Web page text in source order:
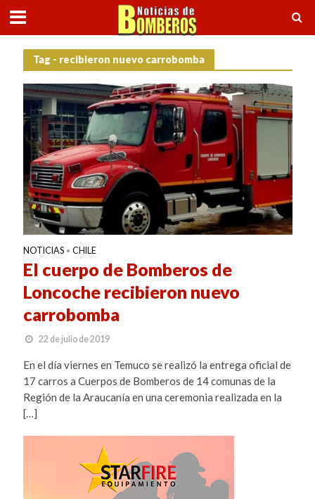
Tag - recibieron nuevo carrobomba
NOTICIAS • CHILE
El cuerpo de Bomberos de
Loncoche recibieron nuevo
carrobomba
22 de julio de 2019
En el día viernes en Temuco se realizó la entrega oficial de
17 carros a Cuerpos de Bomberos de 14 comunas de la
Región de la Araucanía en una ceremonia realizada en la
[…]